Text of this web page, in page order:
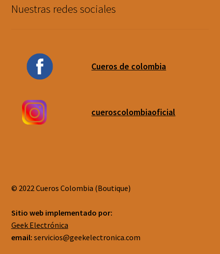
Nuestras redes sociales
Cueros de colombia
cueroscolombiaoficial
© 2022 Cueros Colombia (Boutique)
Sitio web implementado por:
Geek Electrónica
email: servicios@geekelectronica.com